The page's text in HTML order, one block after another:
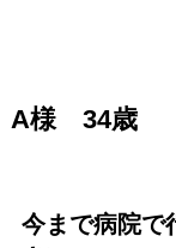
A様 34歳
今まで病院で